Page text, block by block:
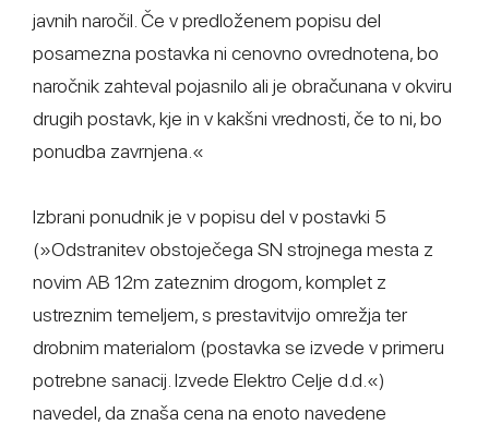
javnih naročil. Če v predloženem popisu del
posamezna postavka ni cenovno ovrednotena, bo
naročnik zahteval pojasnilo ali je obračunana v okviru
drugih postavk, kje in v kakšni vrednosti, če to ni, bo
ponudba zavrnjena.«
Izbrani ponudnik je v popisu del v postavki 5
(»Odstranitev obstoječega SN strojnega mesta z
novim AB 12m zateznim drogom, komplet z
ustreznim temeljem, s prestavitvijo omrežja ter
drobnim materialom (postavka se izvede v primeru
potrebne sanacij. Izvede Elektro Celje d.d.«)
navedel, da znaša cena na enoto navedene